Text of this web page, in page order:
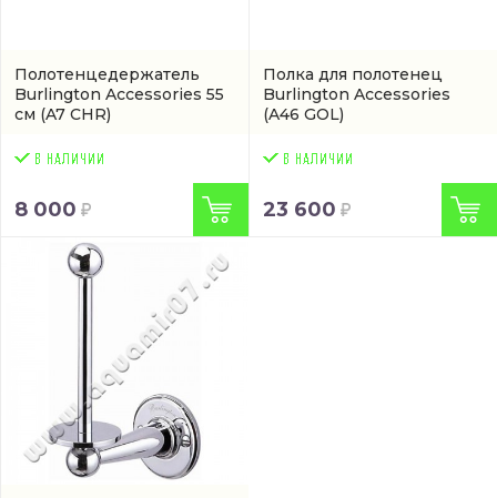
Полотенцедержатель
Burlington Accessories 55
см (A7 CHR)
8 000
Полка для полотенец
Burlington Accessories
(A46 GOL)
23 600